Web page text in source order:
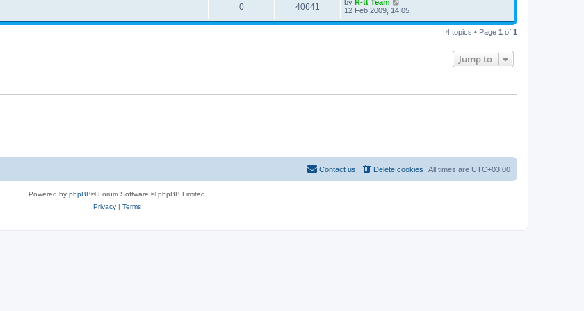
e
l
i
s
tp
o
s
0R
e
e
40641
i
a
t
by R-tt Team
12 Feb 2009, 14:05
4 topics • Page 1 of 1
Jump to
All times are UTC+03:00
Delete cookies
Contact us
Powered by phpBB® Forum Software © phpBB Limited
Privacy| Terms